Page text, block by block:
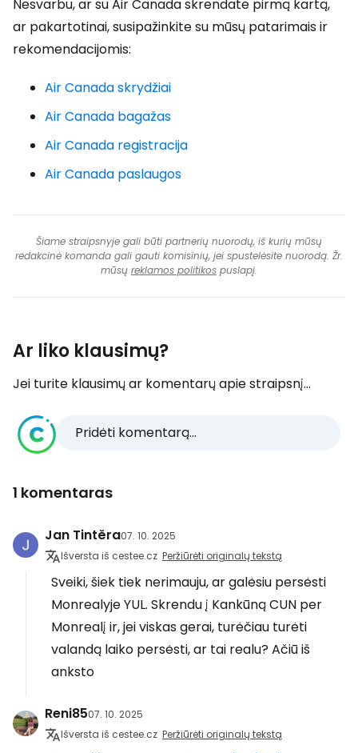
Nesvarbu, ar su Air Canada skrendate pirmą kartą,
ar pakartotinai, susipažinkite su mūsų patarimais ir
rekomendacijomis:
Air Canada skrydžiai
Air Canada bagažas
Air Canada registracija
Air Canada paslaugos
Šiame straipsnyje gali būti partnerių nuorodų, iš kurių mūsų
redakcinė komanda gali gauti komisinių, jei spustelėsite nuorodą. Žr.
mūsų reklamos politikos puslapį.
Ar liko klausimų?
Jei turite klausimų ar komentarų apie straipsnį...
Pridėti komentarą...
1 komentaras
Jan Tintěra07. 10. 2025
Išversta iš cestee.cz Peržiūrėti originalų tekstą
Sveiki, šiek tiek nerimauju, ar galėsiu persėsti
Monrealyje YUL. Skrendu į Kankūną CUN per
Monrealį ir, jei viskas gerai, turėčiau turėti
valandą laiko persėsti, ar tai realu? Ačiū iš
anksto
Reni8507. 10. 2025
Išversta iš cestee.cz Peržiūrėti originalų tekstą